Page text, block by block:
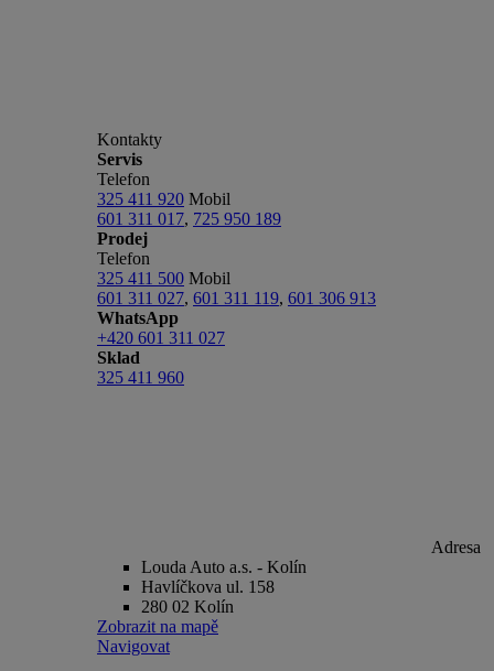
Kontakty
Servis
Telefon
325 411 920 Mobil
601 311 017, 725 950 189
Prodej
Telefon
325 411 500 Mobil
601 311 027, 601 311 119, 601 306 913
WhatsApp
+420 601 311 027
Sklad
325 411 960
Adresa
Louda Auto a.s. - Kolín
Havlíčkova ul. 158
280 02 Kolín
Zobrazit na mapě
Navigovat